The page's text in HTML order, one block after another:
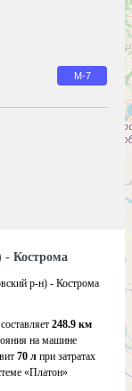
М-7
- Кострома
р-н) - Кострома
248.9 км
на машине
70 л при затратах
«Платон»